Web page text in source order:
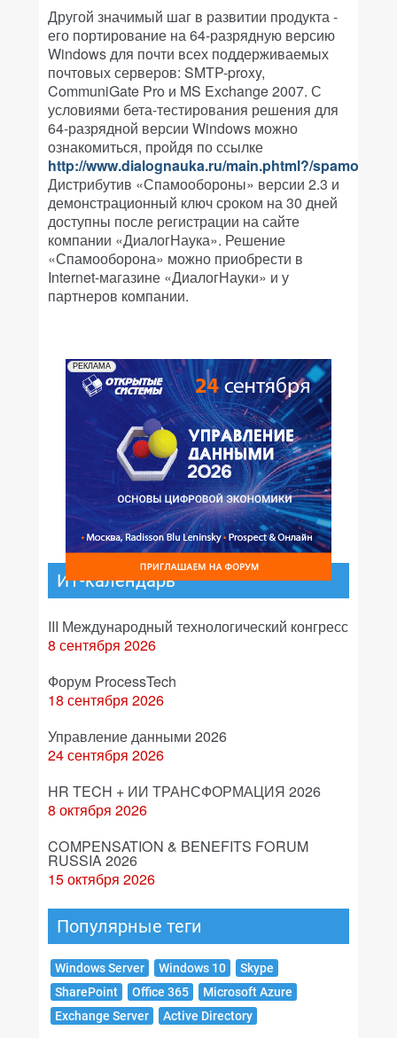
Другой значимый шаг в развитии продукта -
его портирование на 64-разрядную версию
Windows для почти всех поддерживаемых
почтовых серверов: SMTP-proxy,
CommuniGate Pro и MS Exchange 2007. С
условиями бета-тестирования решения для
64-разрядной версии Windows можно
ознакомиться, пройдя по ссылке
http://www.dialognauka.ru/main.phtml?/
Дистрибутив «Спамообороны» версии 2.3 и
демонстрационный ключ сроком на 30 дней
доступны после регистрации на сайте
компании «ДиалогНаука». Решение
«Спамооборона» можно приобрести в
Internet-магазине «ДиалогНауки» и у
партнеров компании.
РЕКЛАМА
ИТ-календарь
III Международный технологический конгресс
8 сентября 2026
Форум ProcessTech
18 сентября 2026
Управление данными 2026
24 сентября 2026
HR TECH + ИИ ТРАНСФОРМАЦИЯ 2026
8 октября 2026
COMPENSATION & BENEFITS FORUM
RUSSIA 2026
15 октября 2026
Популярные теги
Windows Server Windows 10
Skype
SharePoint
Office 365
Microsoft Azure
Exchange Server
Active Directory